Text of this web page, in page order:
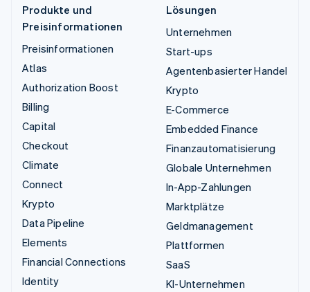
Produkte und
Preisinformationen
Preisinformationen
Atlas
Authorization Boost
Billing
Capital
Checkout
Climate
Connect
Krypto
Data Pipeline
Elements
Financial Connections
Identity
Lösungen
Unternehmen
Start-ups
Agentenbasierter Handel
Krypto
E-Commerce
Embedded Finance
Finanzautomatisierung
Globale Unternehmen
In-App-Zahlungen
Marktplätze
Geldmanagement
Plattformen
SaaS
KI-Unternehmen